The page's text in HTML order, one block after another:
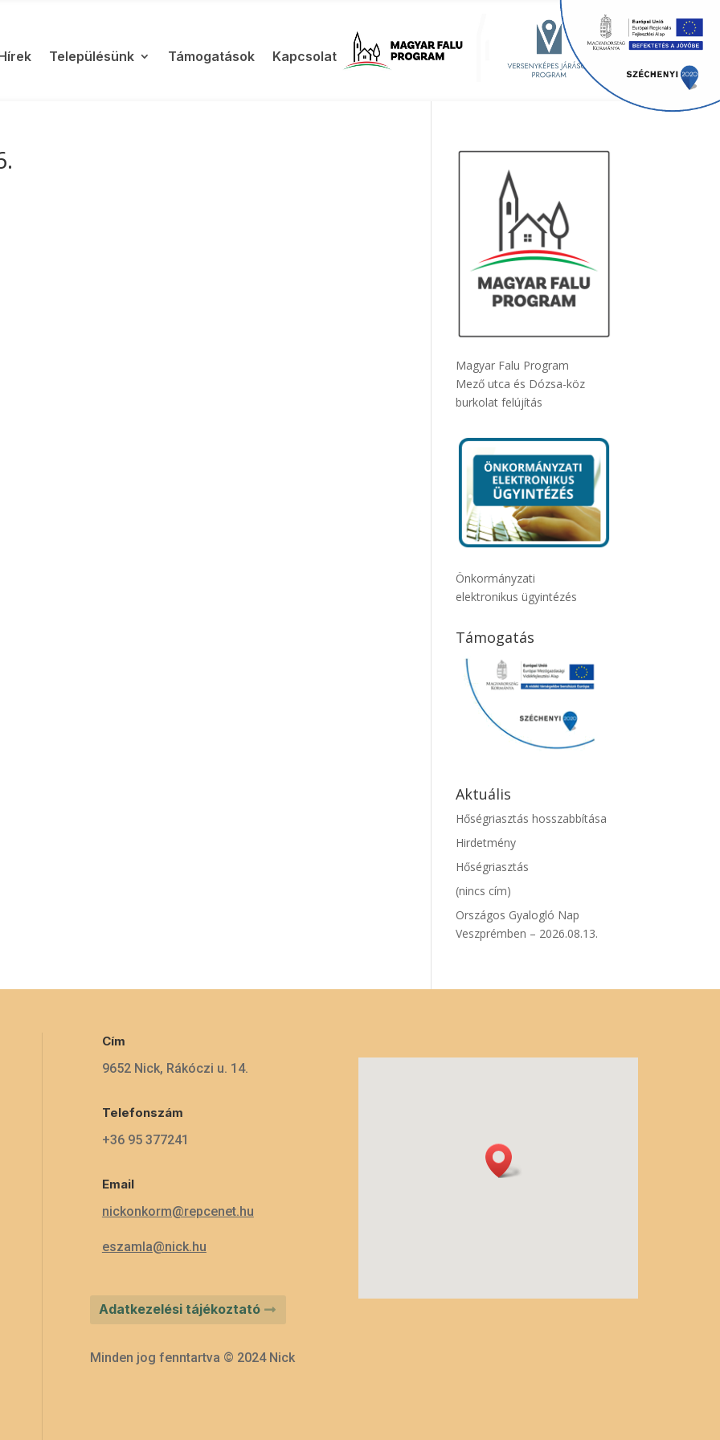
Településünk Támogatások Kapcsolat
Magyar Falu Program
Mező utca és Dózsa-köz
burkolat felújítás
Önkormányzati
elektronikus ügyintézés
Támogatás
Aktuális
Hőségriasztás hosszabbítása
Hirdetmény
Hőségriasztás
(nincs cím)
Országos Gyalogló Nap
Veszprémben – 2026.08.13.
Cím
9652 Nick, Rákóczi u. 14.
Telefonszám
+36 95 377241
Email
nickonkorm@repcenet.hu
eszamla@nick.hu
Adatkezelési tájékoztató
Minden jog fenntartva © 2024 Nick